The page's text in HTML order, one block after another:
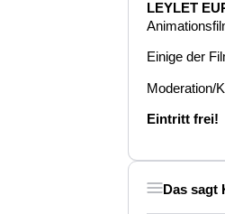
LEYLET
Einige der
Moderation/
Eintritt frei!
Das sagt